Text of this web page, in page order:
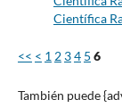
Científica
<< < 1 2 34 5 6
También puede